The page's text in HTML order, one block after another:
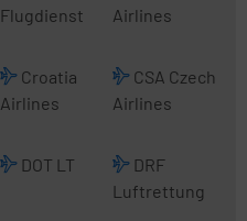
Flugdienst
Airlines
Croatia
Airlines
CSA Czech
Airlines
DOT LT
DRF
Luftrettung